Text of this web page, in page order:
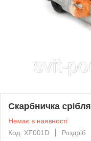
Скарбничка
Немає в наявності
Код: XF001D
Роздріб